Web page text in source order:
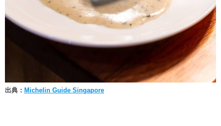
出典： Michelin Guide Singapore